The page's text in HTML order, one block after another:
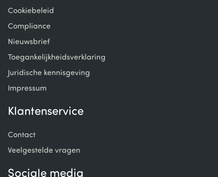
Cookiebeleid
Compliance
Nieuwsbrief
Toegankelijkheidsverklaring
Juridische kennisgeving
Impressum
Klantenservice
Contact
Veelgestelde vragen
Sociale media